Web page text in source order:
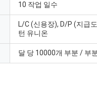
10 작업 일수
L/C (신용장), D/P (지급
턴 유니온
달 당 10000개 부분 / 부